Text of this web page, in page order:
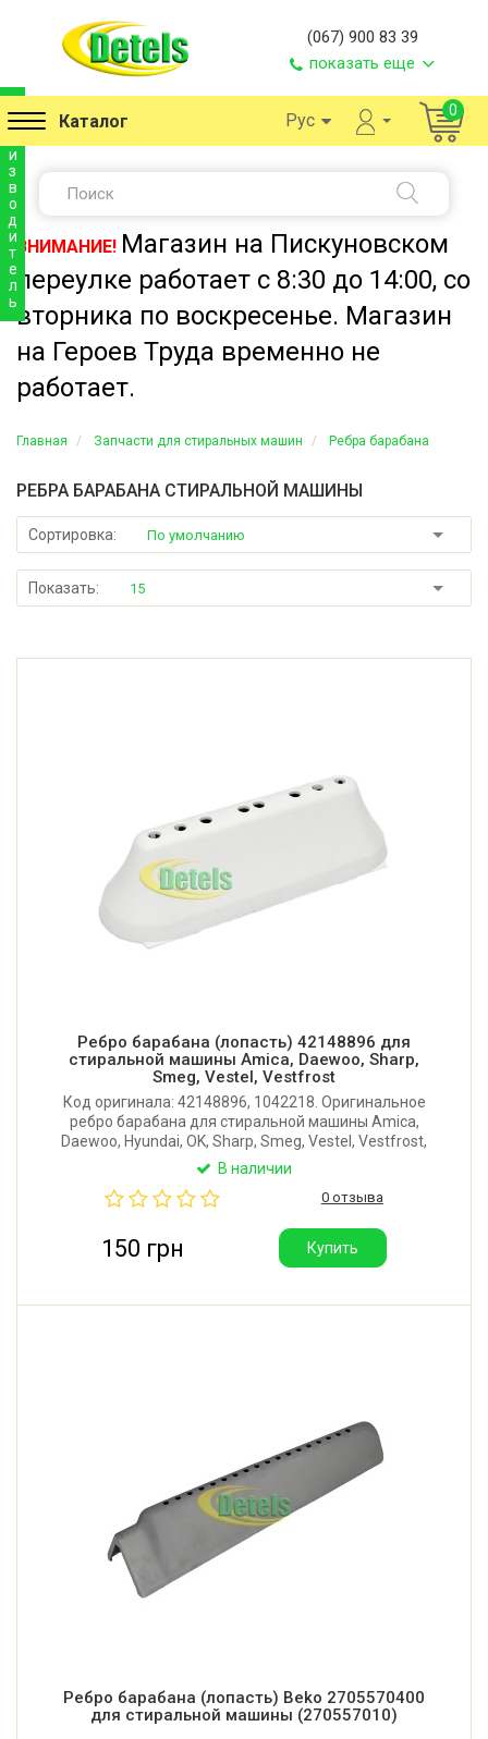
(067) 900 83 39
показать еще
Каталог Рус 0
ВНИМАНИЕ! Магазин на Пискуновском
переулке работает с 8:30 до 14:00, со
вторника по воскресенье. Магазин
на Героев Труда временно не
работает.
Главная Запчасти для стиральных машин Ребра барабана
РЕБРА БАРАБАНА СТИРАЛЬНОЙ МАШИНЫ
Сортировка: По умолчанию
Показать: 15
р
и
з
в
о
д
и
т
е
л
ь
Ребро барабана (лопасть) 42148896 для
стиральной машины Amica, Daewoo, Sharp,
Smeg, Vestel, Vestfrost
Код оригинала: 42148896, 1042218. Оригинальное
ребро барабана для стиральной машины Amica,
Daewoo, Hyundai, OK, Sharp, Smeg, Vestel, Vestfrost,
Brandt, Haier. Длина: 140 мм. Производитель:
В наличии
0 отзыва
150 грн Купить
Ребро барабана (лопасть) Beko 2705570400
для стиральной машины (270557010)